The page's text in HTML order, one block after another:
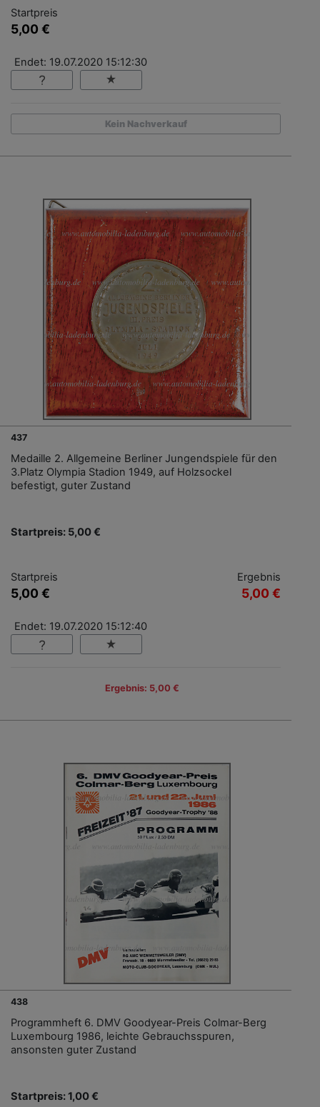
Startpreis
5,00 €
Endet: 19.07.2020 15:12:30
Kein Nachverkauf
437
Medaille 2. Allgemeine Berliner Jungendspiele für den
3.Platz Olympia Stadion 1949, auf Holzsockel
befestigt, guter Zustand
Startpreis: 5,00 €
Startpreis
5,00 €
Ergebnis
5,00 €
Endet: 19.07.2020 15:12:40
Ergebnis: 5,00 €
438
Programmheft 6. DMV Goodyear-Preis Colmar-Berg
Luxembourg 1986, leichte Gebrauchsspuren,
ansonsten guter Zustand
Startpreis: 1,00 €